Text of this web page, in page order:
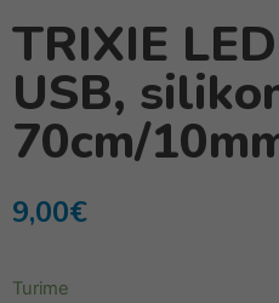
TRIXIE
USB,
70cm/
9,00€
Turime